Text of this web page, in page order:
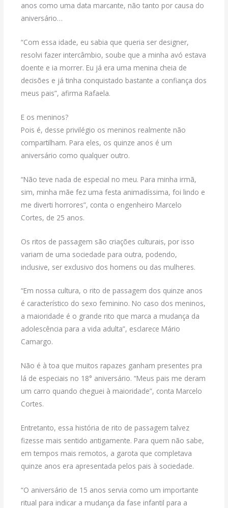
anos como uma data marcante, não tanto por causa do
aniversário…
“Com essa idade, eu sabia que queria ser designer,
resolvi fazer intercâmbio, soube que a minha avó estava
doente e ia morrer. Eu já era uma menina cheia de
decisões e já tinha conquistado bastante a confiança dos
meus pais”, afirma Rafaela.
E os meninos?
Pois é, desse privilégio os meninos realmente não
compartilham. Para eles, os quinze anos é um
aniversário como qualquer outro.
“Não teve nada de especial no meu. Para minha irmã,
sim, minha mãe fez uma festa animadíssima, foi lindo e
me diverti horrores”, conta o engenheiro Marcelo
Cortes, de 25 anos.
Os ritos de passagem são criações culturais, por isso
variam de uma sociedade para outra, podendo,
inclusive, ser exclusivo dos homens ou das mulheres.
“Em nossa cultura, o rito de passagem dos quinze anos
é característico do sexo feminino. No caso dos meninos,
a maioridade é o grande rito que marca a mudança da
adolescência para a vida adulta”, esclarece Mário
Camargo.
Não é à toa que muitos rapazes ganham presentes pra
lá de especiais no 18° aniversário. “Meus pais me deram
um carro quando cheguei à maioridade”, conta Marcelo
Cortes.
Entretanto, essa história de rito de passagem talvez
fizesse mais sentido antigamente. Para quem não sabe,
em tempos mais remotos, a garota que completava
quinze anos era apresentada pelos pais à sociedade.
“O aniversário de 15 anos servia como um importante
ritual para indicar a mudança da fase infantil para a